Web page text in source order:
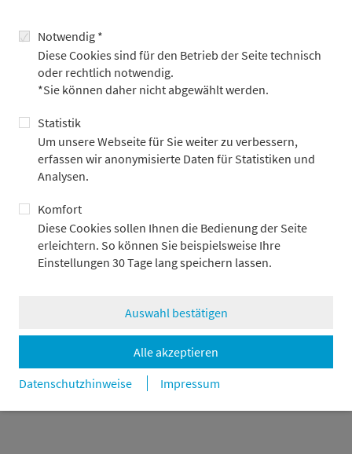
Einstellungen 30 Tage lang merken (Komfort-Cookie
wird aktiviert)
Notwendig *
Diese Cookies sind für den Betrieb der Seite technisch
oder rechtlich notwendig.
*Sie können daher nicht abgewählt werden.
Statistik
Um unsere Webseite für Sie weiter zu verbessern,
erfassen wir anonymisierte Daten für Statistiken und
Analysen.
Komfort
Diese Cookies sollen Ihnen die Bedienung der Seite
erleichtern. So können Sie beispielsweise Ihre
Einstellungen 30 Tage lang speichern lassen.
Auswahl bestätigen
Alle akzeptieren
Datenschutzhinweise
Impressum